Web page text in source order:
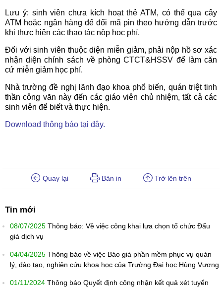
Lưu ý: sinh viên chưa kích hoạt thẻ ATM, có thể qua cây
ATM hoặc ngân hàng để đổi mã pin theo hướng dẫn trước
khi thực hiện các thao tác nộp học phí.
Đối với sinh viên thuộc diện miễn giảm, phải nộp hồ sơ xác
nhận diện chính sách về phòng CTCT&HSSV để làm căn
cứ miễn giảm học phí.
Nhà trường đề nghị lãnh đạo khoa phổ biến, quán triệt tinh
thần công văn này đến các giáo viên chủ nhiệm, tất cả các
sinh viên để biết và thực hiện.
Download thông báo tại đây.
Quay lại Bản in Trở lên trên
Tin mới
08/07/2025 Thông báo: Về việc công khai lựa chọn tổ chức Đấu
giá dịch vụ
04/04/2025 Thông báo về việc Báo giá phần mềm phục vụ quản
lý, đào tạo, nghiên cứu khoa học của Trường Đại học Hùng Vương
01/11/2024 Thông báo Quyết định công nhận kết quả xét tuyển